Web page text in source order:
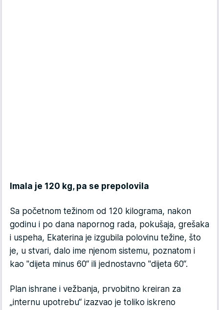
Imala je 120 kg, pa se prepolovila
Sa početnom težinom od 120 kilograma, nakon
godinu i po dana napornog rada, pokušaja, grešaka
i uspeha, Ekaterina je izgubila polovinu težine, što
je, u stvari, dalo ime njenom sistemu, poznatom i
kao "dijeta minus 60“ ili jednostavno "dijeta 60“.
Plan ishrane i vežbanja, prvobitno kreiran za
„internu upotrebu“ izazvao je toliko iskreno